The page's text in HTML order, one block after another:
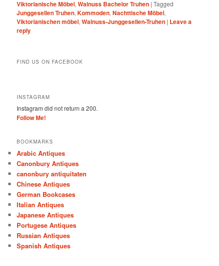
Viktorianische Möbel,Walnuss Bachelor Truhen |Tagged
Junggesellen Truhen,Kommoden,Nachttische Möbel,
Viktorianischen möbel,Walnuss-Junggesellen-Truhen | Leave a
reply
FIND US ON FACEBOOK
INSTAGRAM
Instagram did not return a 200.
Follow Me!
BOOKMARKS
Arabic Antiques
Canonbury Antiques
canonbury antiquitaten
Chinese Antiques
German Bookcases
Italian Antiques
Japanese Antiques
Portugese Antiques
Russian Antiques
Spanish Antiques